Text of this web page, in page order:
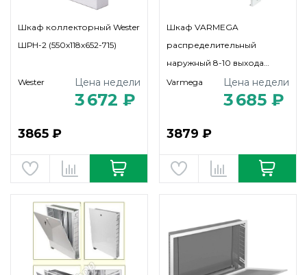
Шкаф коллекторный Wester
ШРН-2 (550х118х652-715)
Wester Цена недели
3 672 ₽
3865 ₽
Шкаф VARMEGA
распределительный
наружный 8-10 выхода
(ШРН-3)
Varmega Цена недели
3 685 ₽
3879 ₽